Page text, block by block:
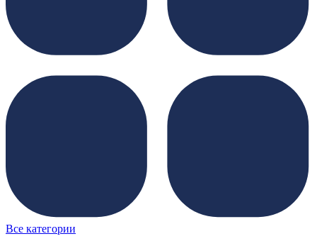
Все категории